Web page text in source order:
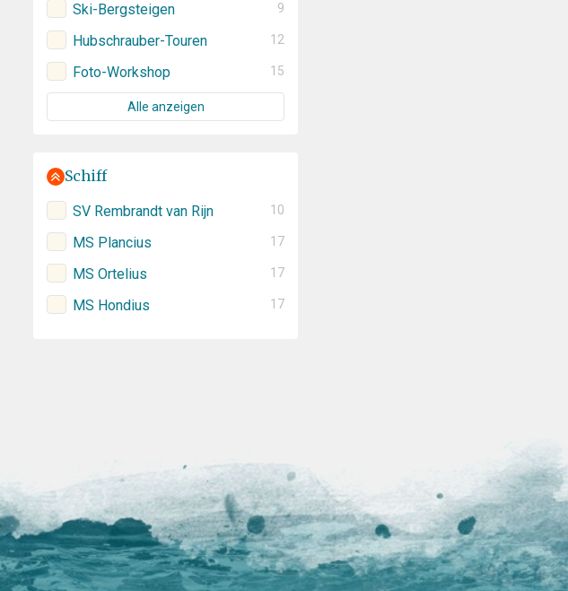
Ski-Bergsteigen 9
Hubschrauber-Touren 12
Foto-Workshop 15
Alle anzeigen
Schiff
SV Rembrandt van Rijn 10
MS Plancius 17
MS Ortelius 17
MS Hondius 17